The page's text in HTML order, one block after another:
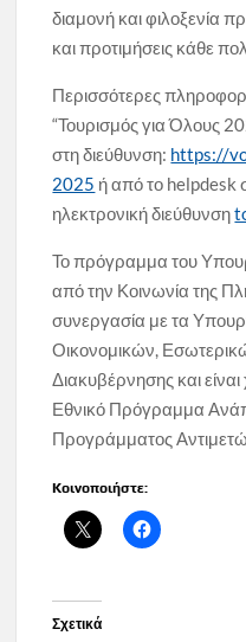
διαμονή και φιλοξενία
και προτιμήσεις κάθε
Περισσότερες
“Τουρισμός για Όλους
στη διεύθυνση: https://
2025 ή από το helpdesk
ηλεκτρονική διεύθυνση
Το πρόγραμμα του
από την Κοινωνία της
συνεργασία με τα
Οικονομικών,
Διακυβέρνησης και
Εθνικό Πρόγραμμα
Προγράμματος
Κοινοποιήστε:
Σχετικά